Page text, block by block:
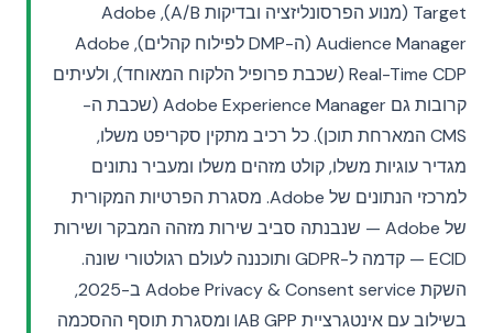
Target (מנוע הפרסונליזציה ובדיקות A/B), Adobe
Audience Manager (ה-DMP לפילוח קהלים), Adobe
Real-Time CDP (שכבת פרופיל הלקוח המאוחד), ולעיתים
קרובות גם Adobe Experience Manager (שכבת ה-
CMS המארחת תוכן). כל רכיב מתקין סקריפט משלו,
מגדיר עוגיות משלו, קולט מזהים משלו ומעביר נתונים
למרכזי הנתונים של Adobe. מסגרת הפרטיות המקורית
של Adobe — שנבנתה סביב שירות מזהה המבקר ושירות
ECID — קדמה ל-GDPR ותוכננה לעולם רגולטורי שונה.
השקת Adobe Privacy & Consent service ב-2025,
בשילוב עם אינטגרציית IAB GPP ומסגרת תוסף ההסכמה